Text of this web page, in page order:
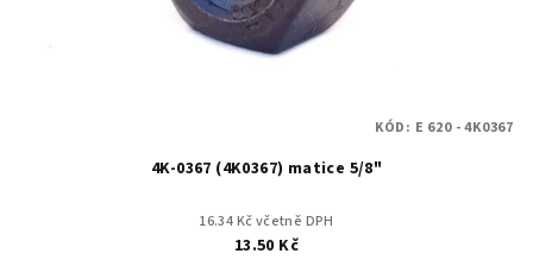
4K-0367 (4K0367) matice 5/8"
16.34 Kč včetně DPH
13.50 Kč
KÓD: E 620 - 4K0367